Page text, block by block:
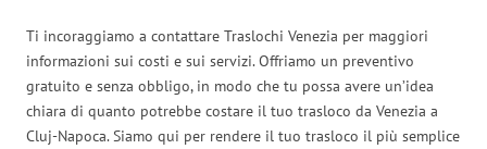
Ti incoraggiamo a contattare Traslochi Venezia per maggiori
informazioni sui costi e sui servizi. Offriamo un preventivo
gratuito e senza obbligo, in modo che tu possa avere un’idea
chiara di quanto potrebbe costare il tuo trasloco da Venezia a
Cluj-Napoca. Siamo qui per rendere il tuo trasloco il più semplice